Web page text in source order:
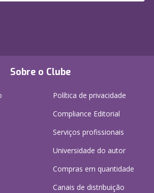
Sobre o Clube
Política de privacidade
Compliance Editorial
Serviços profissionais
Universidade do autor
Compras em quantidade
Canais de distribuição